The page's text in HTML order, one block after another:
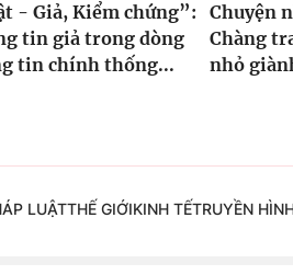
- Giả, Kiểm chứng”:
tin giả trong dòng
tin chính thống...
Chuyện
Chàng
nhỏ
LUẬTTHẾ GIỚIKINH TẾTRUYỀN